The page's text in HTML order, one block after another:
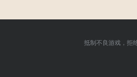
抵制不良游戏，拒